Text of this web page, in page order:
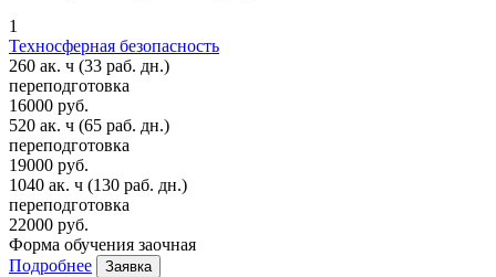
1
Техносферная безопасность
260 ак. ч (33 раб. дн.)
переподготовка
16000 руб.
520 ак. ч (65 раб. дн.)
переподготовка
19000 руб.
1040 ак. ч (130 раб. дн.)
переподготовка
22000 руб.
Форма обучения заочная
Подробнее
Заявка